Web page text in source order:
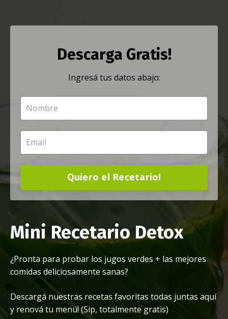
Descarga Gratis!
Ingresá tus datos abajo:
Quiero el Recetario!
Mini Recetario Detox
¿Pronta para probar los jugos verdes + las mejores
comidas deliciosamente sanas?
Descargá nuestras recetas favoritas todas juntas aquí
y renová tu menú! (Sip, totalmente gratis)